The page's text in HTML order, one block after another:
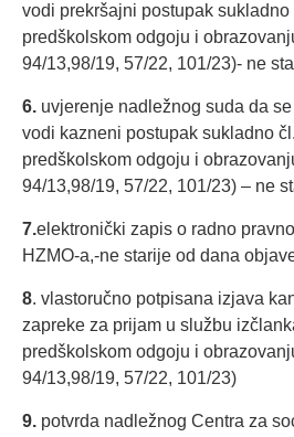
vodi prekršajni postupak
predškolskom odgoju i
94/13,98/19, 57/22, 101/23)- ne
6. uvjerenje nadležnog suda da
vodi kazneni postupak sukladno
predškolskom odgoju i
94/13,98/19, 57/22, 101/23) – ne
7.elektronički zapis o radno
HZMO-a,-ne starije od dana
8. vlastoručno potpisana izjava
zapreke za prijam u službu
predškolskom odgoju i
94/13,98/19, 57/22, 101/23)
9. potvrda nadležnog Centra za